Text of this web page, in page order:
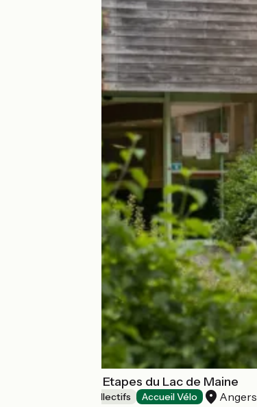
Auberge - Ethic Etapes du Lac de Maine
Hébergements collectifs Accueil Vélo Angers